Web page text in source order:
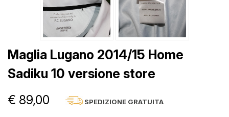
Maglia Lugano 2014/15 Home
Sadiku 10 versione store
€ 89,00 SPEDIZIONE GRATUITA